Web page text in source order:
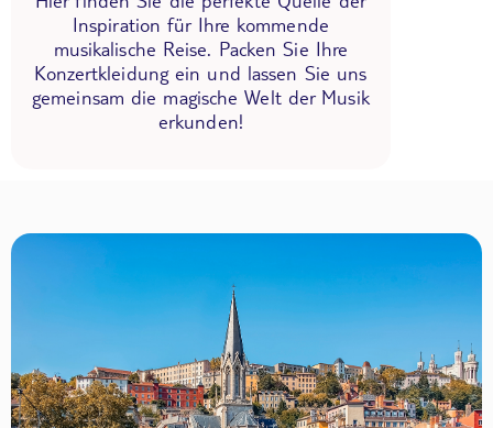
Inspiration für Ihre kommende
musikalische Reise. Packen Sie Ihre
Konzertkleidung ein und lassen Sie uns
gemeinsam die magische Welt der Musik
erkunden!